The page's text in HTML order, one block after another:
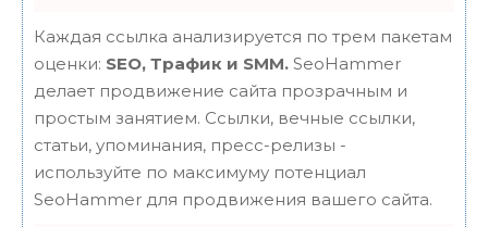
Каждая ссылка анализируется по трем пакетам
оценки: SEO, Трафик и SMM. SeoHammer
делает продвижение сайта прозрачным и
простым занятием. Ссылки, вечные ссылки,
статьи, упоминания, пресс-релизы -
используйте по максимуму потенциал
SeoHammer для продвижения вашего сайта.